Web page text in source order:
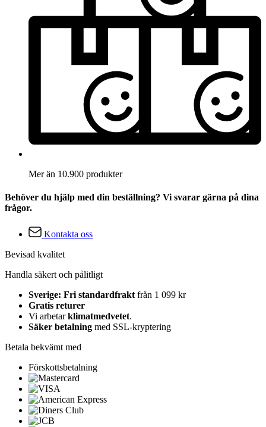
Mer än 10.900 produkter
Behöver du hjälp med din beställning? Vi svarar gärna på dina
frågor.
Kontakta oss
Bevisad kvalitet
Handla säkert och pålitligt
Sverige: Fri standardfrakt från 1 099 kr
Gratis returer
Vi arbetarklimatmedvetet.
Säker betalning med SSL-kryptering
Betala bekvämt med
Förskottsbetalning